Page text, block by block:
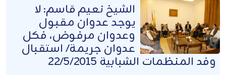
الشيخ نعيم قاسم: لا
يوجد عدوان مقبول
وعدوان مرفوض، فكل
عدوان جريمة/ استقبال
وفد المنظمات الشبابية 22/5/2015